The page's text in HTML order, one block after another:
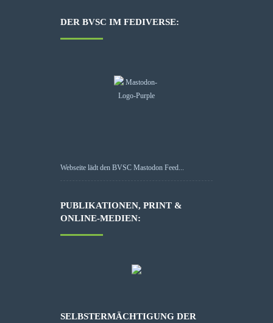
DER BVSC IM FEDIVERSE:
Webseite lädt den BVSC Mastodon Feed...
PUBLIKATIONEN, PRINT &
ONLINE-MEDIEN:
SELBSTERMÄCHTIGUNG DER